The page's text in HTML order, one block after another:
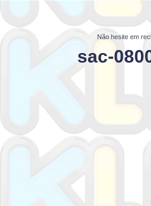
Não hesite em
sac-